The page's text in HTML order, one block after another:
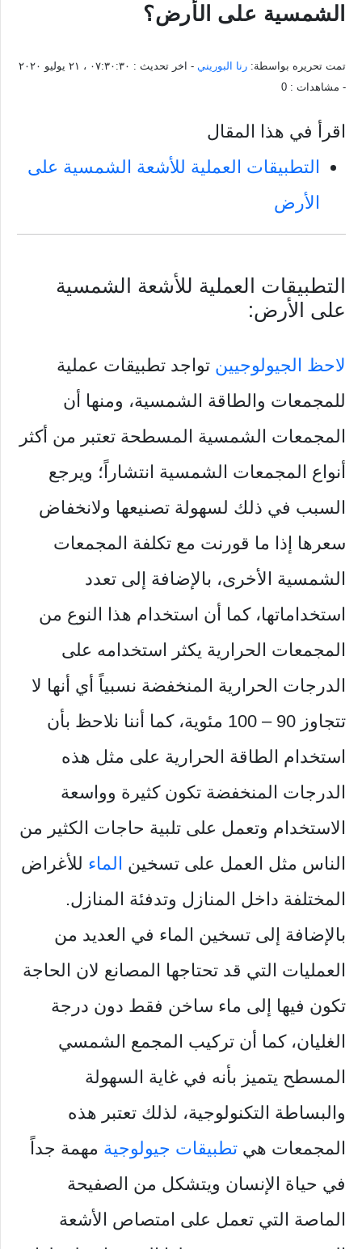
الشمسية على الأرض؟
تمت تحريره بواسطة: رنا البوريني - اخر تحديث : ٠٧:٣٠:٣٠ ، ٢١ يوليو ٢٠٢٠
- مشاهدات : 0
اقرأ في هذا المقال
التطبيقات العملية للأشعة الشمسية على
الأرض
التطبيقات العملية للأشعة الشمسية
على الأرض:
لاحظ الجيولوجيين تواجد تطبيقات عملية
للمجمعات والطاقة الشمسية، ومنها أن
المجمعات الشمسية المسطحة تعتبر من أكثر
أنواع المجمعات الشمسية انتشاراً؛ ويرجع
السبب في ذلك لسهولة تصنيعها ولانخفاض
سعرها إذا ما قورنت مع تكلفة المجمعات
الشمسية الأخرى، بالإضافة إلى تعدد
استخداماتها، كما أن استخدام هذا النوع من
المجمعات الحرارية يكثر استخدامه على
الدرجات الحرارية المنخفضة نسبياً أي أنها لا
تتجاوز 90 – 100 مئوية، كما أننا نلاحظ بأن
استخدام الطاقة الحرارية على مثل هذه
الدرجات المنخفضة تكون كثيرة وواسعة
الاستخدام وتعمل على تلبية حاجات الكثير من
الناس مثل العمل على تسخين الماء للأغراض
المختلفة داخل المنازل وتدفئة المنازل.
بالإضافة إلى تسخين الماء في العديد من
العمليات التي قد تحتاجها المصانع لان الحاجة
تكون فيها إلى ماء ساخن فقط دون درجة
الغليان، كما أن تركيب المجمع الشمسي
المسطح يتميز بأنه في غاية السهولة
والبساطة التكنولوجية، لذلك تعتبر هذه
المجمعات هي تطبيقات جيولوجية مهمة جداً
في حياة الإنسان ويتشكل من الصفيحة
الماصة التي تعمل على امتصاص الأشعة